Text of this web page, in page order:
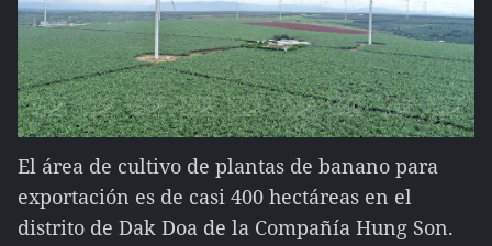
El área de cultivo de plantas de banano para
exportación es de casi 400 hectáreas en el
distrito de Dak Doa de la Compañía Hung Son.